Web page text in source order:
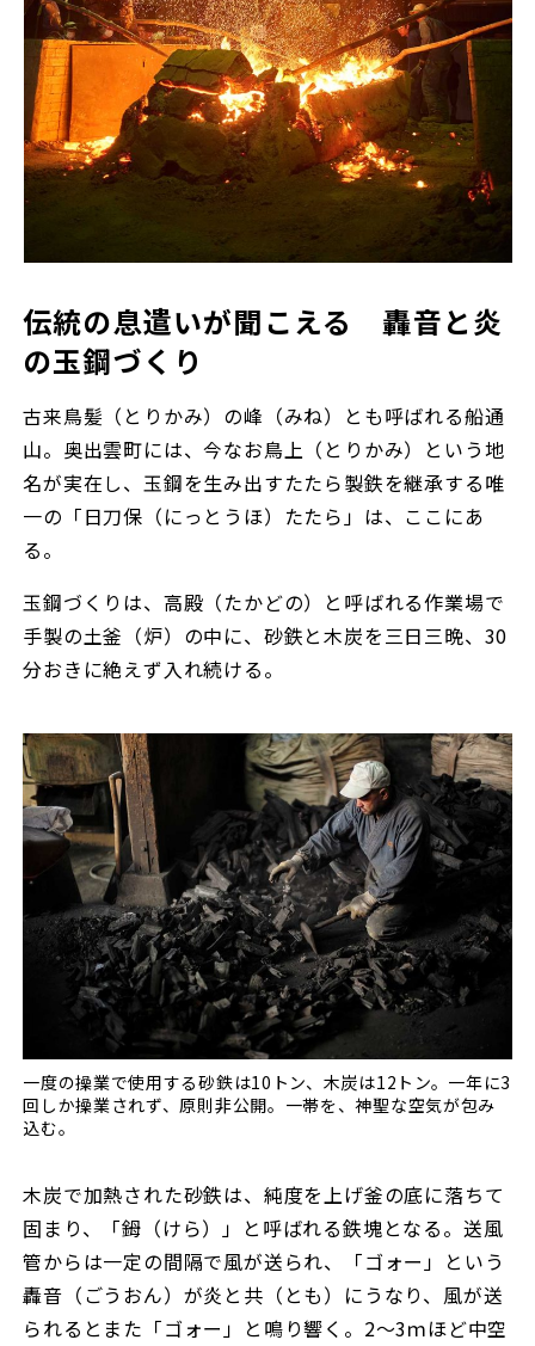
伝統の息遣いが聞こえる 轟音と炎
の玉鋼づくり
古来鳥髪（とりかみ）の峰（みね）とも呼ばれる船通
山。奥出雲町には、今なお鳥上（とりかみ）という地
名が実在し、玉鋼を生み出すたたら製鉄を継承する唯
一の「日刀保（にっとうほ）たたら」は、ここにあ
る。
玉鋼づくりは、高殿（たかどの）と呼ばれる作業場で
手製の土釜（炉）の中に、砂鉄と木炭を三日三晩、30
分おきに絶えず入れ続ける。
一度の操業で使用する砂鉄は10トン、木炭は12トン。一年に3
回しか操業されず、原則非公開。一帯を、神聖な空気が包み
込む。
木炭で加熱された砂鉄は、純度を上げ釜の底に落ちて
固まり、「鉧（けら）」と呼ばれる鉄塊となる。送風
管からは一定の間隔で風が送られ、「ゴォー」という
轟音（ごうおん）が炎と共（とも）にうなり、風が送
られるとまた「ゴォー」と鳴り響く。2〜3ｍほど中空